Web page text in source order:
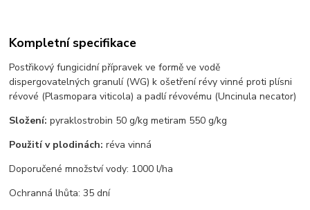
Kompletní specifikace
Postřikový fungicidní přípravek ve formě ve vodě
dispergovatelných granulí (WG) k ošetření révy vinné proti plísni
révové (Plasmopara viticola) a padlí révovému (Uncinula necator)
Složení: pyraklostrobin 50 g/kg metiram 550 g/kg
Použití v plodinách: réva vinná
Doporučené množství vody: 1000 l/ha
Ochranná lhůta: 35 dní